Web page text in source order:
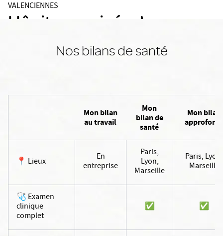
VALENCIENNES
Hôpitaux privés du
Hainaut - Polyclinique
Vauban
10 avenue Vauban 59300 Valenciennes
Découvrir le centre
NANTES
Santé Atlantique
Centre de bilans de santé
Av. Claude Bernard, 44800 Saint-Herblain
Découvrir le centre
Nos bilans de santé
Mon bilan
au travail
Mon
bilan de
santé
Mon bilan
approfondi
📍 Lieux En
entreprise
Paris,
Lyon,
Marseille
Paris, Lyon,
Marseille
🩺 Examen
clinique
complet
✅ ✅